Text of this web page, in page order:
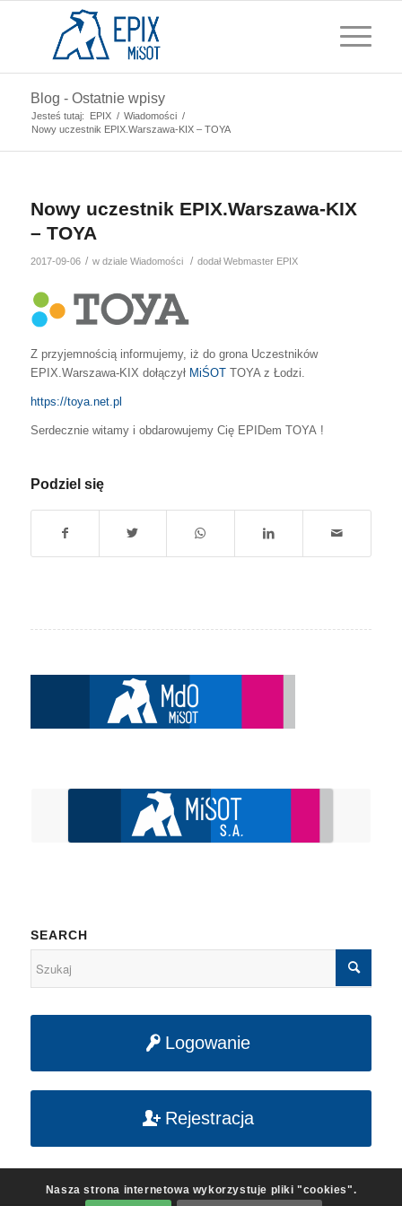
Blog - Ostatnie wpisy
Jesteś tutaj: EPIX / Wiadomości /
Nowy uczestnik EPIX.Warszawa-KIX – TOYA
Nowy uczestnik EPIX.Warszawa-KIX
– TOYA
2017-09-06 / w dziale Wiadomości / dodałWebmaster EPIX
Z przyjemnością informujemy, iż do grona Uczestników
EPIX.Warszawa-KIX dołączył MiŚOTTOYA z Łodzi.
https://toya.net.pl
Serdecznie witamy i obdarowujemy Cię EPIDem TOYA !
Podziel się
SEARCH
Logowanie
Rejestracja
Nasza strona internetowa wykorzystuje pliki "cookies".